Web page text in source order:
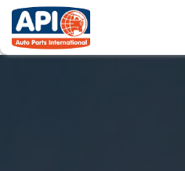
Panneau de gestion des cookies